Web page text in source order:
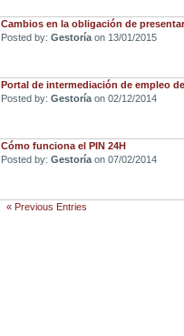
Cambios en la obligación de
Posted by: Gestoría on 13/01/2015
Portal de intermediación de empleo
Posted by: Gestoría on 02/12/2014
Cómo funciona el PIN 24H
Posted by: Gestoría on 07/02/2014
« Previous Entries